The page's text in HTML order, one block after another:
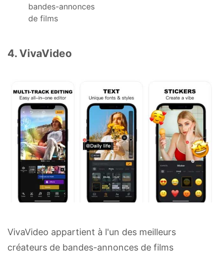
bandes-annonces
de films
4. VivaVideo
VivaVideo appartient à l'un des meilleurs
créateurs de bandes-annonces de films